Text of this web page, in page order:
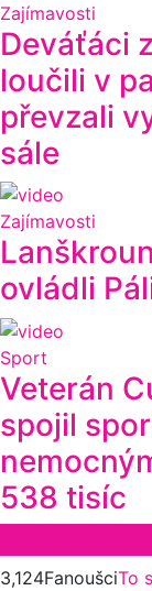
Zajímavosti
Deváťáci
loučili v
převzali
sále
Zajímavosti
ovládli
Sport
Veterán
spojil
538 tisíc
3,124FanoušciTo